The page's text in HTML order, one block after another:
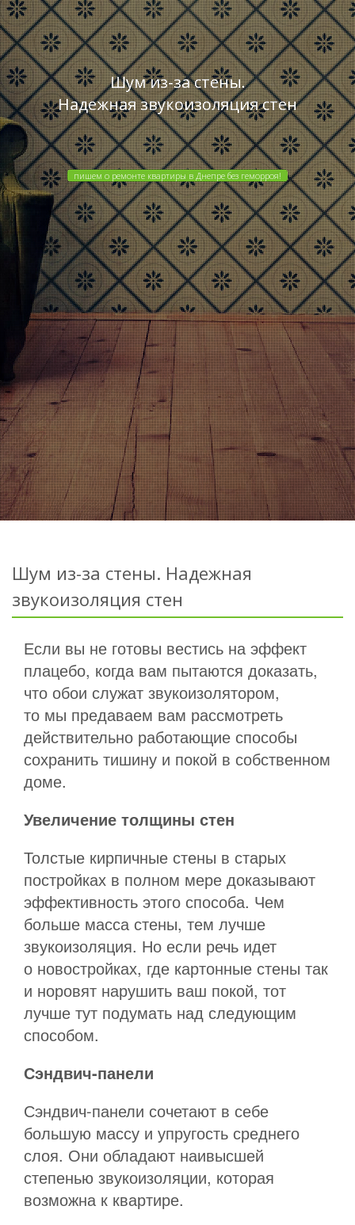
Шум из-за стены.
Надежная звукоизоляция стен
пишем о ремонте квартиры в Днепре без геморроя!
Шум из-за стены. Надежная
звукоизоляция стен
Если вы не готовы вестись на эффект
плацебо, когда вам пытаются доказать,
что обои служат звукоизолятором,
то мы предаваем вам рассмотреть
действительно работающие способы
сохранить тишину и покой в собственном
доме.
Увеличение толщины стен
Толстые кирпичные стены в старых
постройках в полном мере доказывают
эффективность этого способа. Чем
больше масса стены, тем лучше
звукоизоляция. Но если речь идет
о новостройках, где картонные стены так
и норовят нарушить ваш покой, тот
лучше тут подумать над следующим
способом.
Сэндвич-панели
Сэндвич-панели сочетают в себе
большую массу и упругость среднего
слоя. Они обладают наивысшей
степенью звукоизоляции, которая
возможна к квартире.